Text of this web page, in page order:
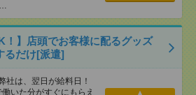
…
！】店頭でお客様に配るグッズ
るだけ[派遣]
社は、翌日が給料日！
いた分がすぐにもらえ